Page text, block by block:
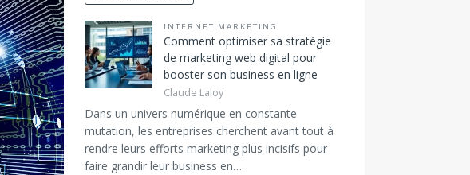
INTERNET MARKETING
Comment optimiser sa stratégie
de marketing web digital pour
booster son business en ligne
Claude Laloy
Dans un univers numérique en constante
mutation, les entreprises cherchent avant tout à
rendre leurs efforts marketing plus incisifs pour
faire grandir leur business en…